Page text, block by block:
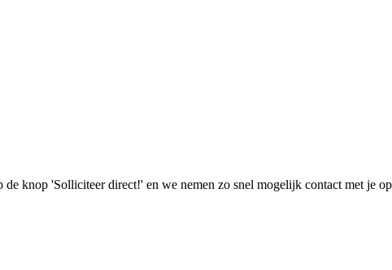
knop 'Solliciteer direct!' en we nemen zo snel mogelijk contact met je